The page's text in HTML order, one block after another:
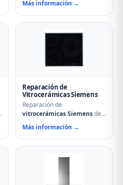
problemas de calentamiento,
tambor que no gira,
condensadores averiados y
fallos en el secado.
Mantenimiento preventivo y
limpieza de filtros incluido en
Más información →
Reparación de
Vitrocerámicas Siemens
Reparación de
vitrocerámicas Siemensde
inducción y de cocción en
Aguilar de Campoo.
Solucionamos fuegos que no
mandos que no responden,
fallos en módulos de
inducción y problemas de
Más información →